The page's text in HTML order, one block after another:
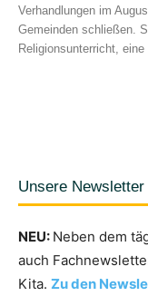
Verhandlungen im
Gemeinden schließen.
Religionsunterricht,
Unsere Newsletter
NEU: Neben dem
auch
Kita. Zu den